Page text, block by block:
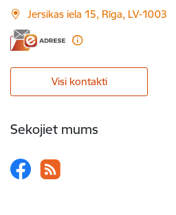
Jersikas iela 15, Rīga, LV-1003
Visi kontakti
Sekojiet mums